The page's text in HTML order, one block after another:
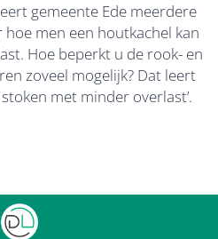
gemeente Ede meerdere
men een houtkachel kan
Hoe beperkt u de rook- en
zoveel mogelijk? Dat leert
met minder overlast’.